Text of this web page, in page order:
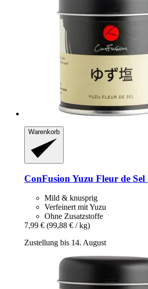
Warenkorb
ConFusion Yuzu Fleur de Sel
Mild & knusprig
Verfeinert mit Yuzu
Ohne Zusatzstoffe
7,99 € (99,88 € / kg)
Zustellung bis 14. August